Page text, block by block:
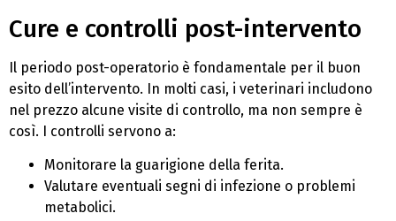
Cure e controlli post-intervento
Il periodo post-operatorio è fondamentale per il buon
esito dell’intervento. In molti casi, i veterinari includono
nel prezzo alcune visite di controllo, ma non sempre è
così. I controlli servono a:
Monitorare la guarigione della ferita.
Valutare eventuali segni di infezione o problemi
metabolici.